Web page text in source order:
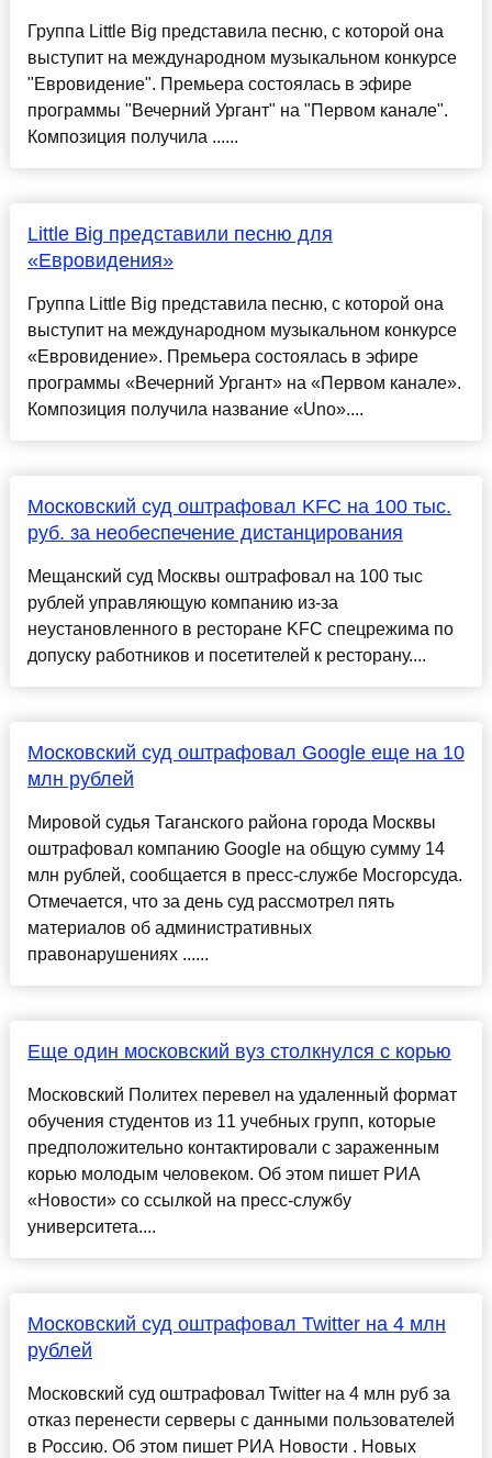
Группа Little Big представила песню, с которой она
выступит на международном музыкальном конкурсе
"Евровидение". Премьера состоялась в эфире
программы "Вечерний Ургант" на "Первом канале".
Композиция получила ......
Little Big представили песню для
«Евровидения»
Группа Little Big представила песню, с которой она
выступит на международном музыкальном конкурсе
«Евровидение». Премьера состоялась в эфире
программы «Вечерний Ургант» на «Первом канале».
Композиция получила название «Uno»....
Московский суд оштрафовал KFC на 100 тыс.
руб. за необеспечение дистанцирования
Мещанский суд Москвы оштрафовал на 100 тыс
рублей управляющую компанию из-за
неустановленного в ресторане KFC спецрежима по
допуску работников и посетителей к ресторану....
Московский суд оштрафовал Google еще на 10
млн рублей
Мировой судья Таганского района города Москвы
оштрафовал компанию Google на общую сумму 14
млн рублей, сообщается в пресс-службе Мосгорсуда.
Отмечается, что за день суд рассмотрел пять
материалов об административных
правонарушениях ......
Еще один московский вуз столкнулся с корью
Московский Политех перевел на удаленный формат
обучения студентов из 11 учебных групп, которые
предположительно контактировали с зараженным
корью молодым человеком. Об этом пишет РИА
«Новости» со ссылкой на пресс-службу
университета....
Московский суд оштрафовал Twitter на 4 млн
рублей
Московский суд оштрафовал Twitter на 4 млн руб за
отказ перенести серверы с данными пользователей
в Россию. Об этом пишет РИА Новости . Новых